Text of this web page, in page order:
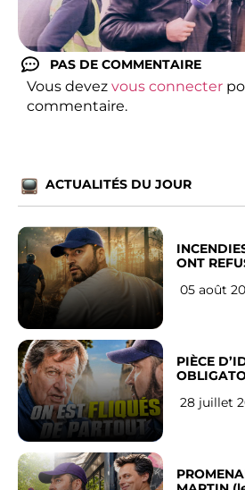
PAS DE COMMENTAIRE
Vous devez vous connecter
commentaire.
ACTUALITÉS DU JOUR
ONT
05 août
PIÈCE
Français
28 juillet